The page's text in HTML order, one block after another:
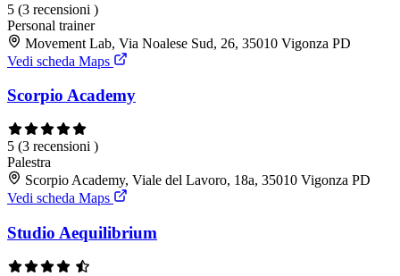
5 (3 recensioni )
Personal trainer
Movement Lab, Via Noalese Sud, 26, 35010 Vigonza PD
Vedi scheda Maps
Scorpio Academy
5 (3 recensioni )
Palestra
Scorpio Academy, Viale del Lavoro, 18a, 35010 Vigonza PD
Vedi scheda Maps
Studio Aequilibrium